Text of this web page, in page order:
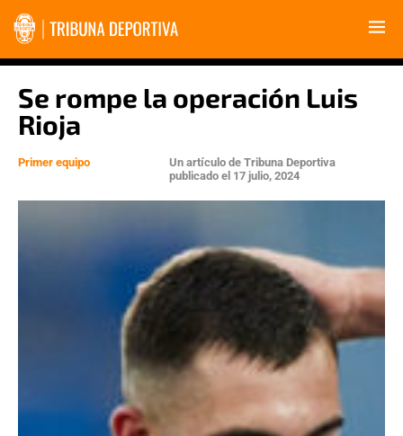
Se rompe la operación Luis
Rioja
Primer equipo Un artículo de Tribuna Deportiva
publicado el 17 julio, 2024